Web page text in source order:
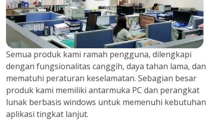
Semua produk kami ramah pengguna, dilengkapi
dengan fungsionalitas canggih, daya tahan lama, dan
mematuhi peraturan keselamatan. Sebagian besar
produk kami memiliki antarmuka PC dan perangkat
lunak berbasis windows untuk memenuhi kebutuhan
aplikasi tingkat lanjut.